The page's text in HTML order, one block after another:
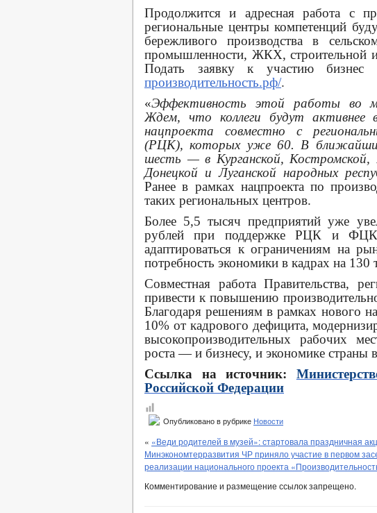
Продолжится и адресная работа с
региональные центры компетенций
бережливого производства в
промышленности, ЖКХ, строительной и
Подать заявку к участию
производительность.рф/.
«Эффективность этой работы во
Ждем, что коллеги будут активнее
нацпроекта совместно с
(РЦК), которых уже 60. В
шесть — в Курганской, Костромской,
Донецкой и Луганской народных
Ранее в рамках нацпроекта по
таких региональных центров.
Более 5,5 тысяч предприятий уже
рублей при поддержке РЦК и ФЦК.
адаптироваться к ограничениям на
потребность экономики в кадрах на 130
Совместная работа Правительства,
привести к повышению
Благодаря решениям в рамках нового
10% от кадрового дефицита,
высокопроизводительных рабочих
роста — и бизнесу, и экономике страны
Ссылка на источник:
Российской Федерации
Опубликовано в рубрике Новости
« «Веди родителей в музей»: стартовала праздничная
Минэкономтерразвития ЧР приняло участие в первом
реализации национального проекта
Комментирование и размещение ссылок запрещено.